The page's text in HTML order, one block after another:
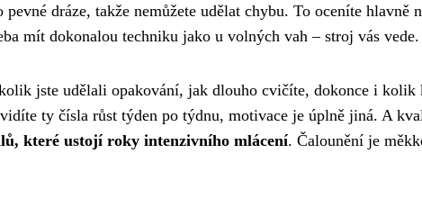
dráze, takže nemůžete udělat chybu. To oceníte hlavně
mít dokonalou techniku jako u volných vah – stroj vás vede.
jste udělali opakování, jak dlouho cvičíte, dokonce i kolik
ty čísla růst týden po týdnu, motivace je úplně jiná. A
které ustojí roky intenzivního mlácení. Čalounění je